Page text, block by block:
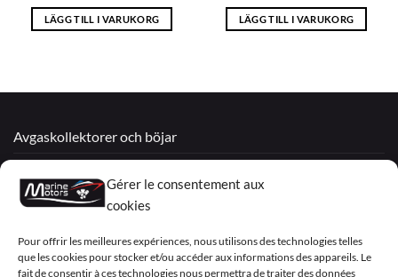
Gérer le consentement aux
cookies
Pour offrir les meilleures expériences, nous utilisons des technologies telles
que les cookies pour stocker et/ou accéder aux informations des appareils. Le
fait de consentir à ces technologies nous permettra de traiter des données
LÄGG TILL I VARUKORG LÄGG TILL I VARUKORG
Avgaskollektorer och böjar
Mercruiser
VOLVO PENTA / OMC